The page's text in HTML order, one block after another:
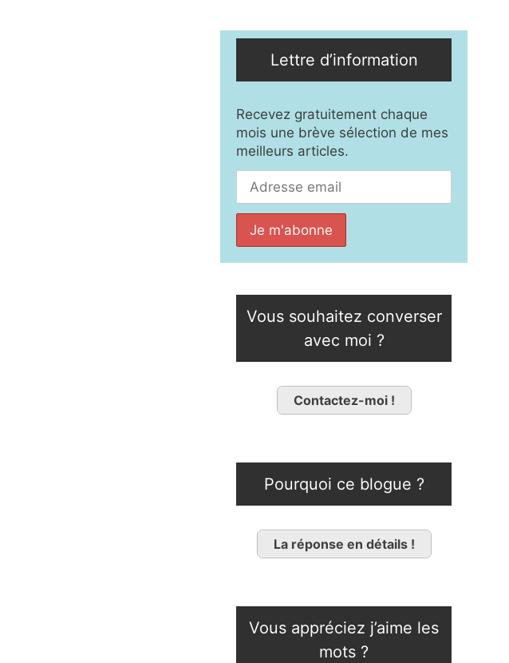
Lettre d’information
Recevez gratuitement chaque
mois une brève sélection de mes
meilleurs articles.
Vous souhaitez converser
avec moi ?
Contactez-moi !
Pourquoi ce blogue ?
La réponse en détails !
Vous appréciez j’aime les
mots ?